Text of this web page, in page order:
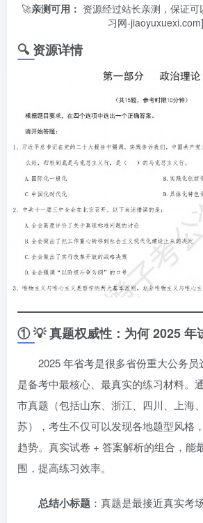
🚀亲测可用： 资源经过站长亲测，保证
习网-jiaoyuxuexi.com]
🔍 资源详情
① 💡 真题权威性：为何 2025 年
2025 年省考是很多省份重大公务
是备考中最核心、最真实的练习材料。
市真题（包括山东、浙江、四川、上海
苏），考生不仅可以发现各地题型风格
趋势。真实试卷 + 答案解析的组合，能
围，提高练习效率。
总结小标题 ：真题是最接近真实考